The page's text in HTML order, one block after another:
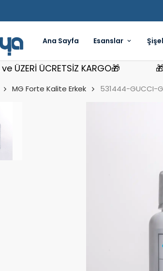
Ana Sayfa Esanslar
ÜCRETSİZ KARGO🎁
MG Forte Kalite Erkek
531444-GUCCI-